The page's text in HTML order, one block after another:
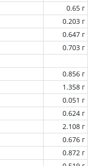
0.65 г
0.203 г
0.647 г
0.703 г
0.856 г
1.358 г
0.051 г
0.624 г
2.108 г
0.676 г
0.872 г